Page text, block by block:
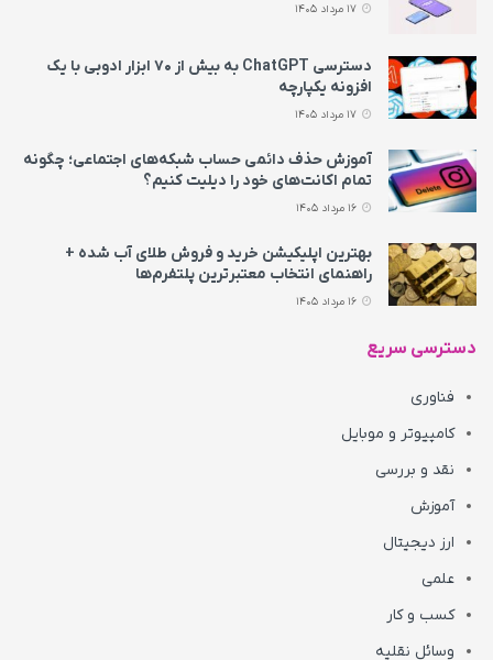
دسترسی ChatGPT به بیش از ۷۰ ابزار ادوبی با یک
افزونه یکپارچه
آموزش حذف دائمی حساب شبکه‌های اجتماعی؛ چگونه
تمام اکانت‌های خود را دیلیت کنیم؟
بهترین اپلیکیشن خرید و فروش طلای آب شده +
راهنمای انتخاب معتبرترین پلتفرم‌ها
دسترسی سریع
فناوری
کامپیوتر و موبایل
نقد و بررسی
آموزش
ارز دیجیتال
علمی
کسب و کار
وسائل نقلیه